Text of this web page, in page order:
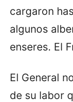
cargaron
algunos
enseres. El
El General
de su labor